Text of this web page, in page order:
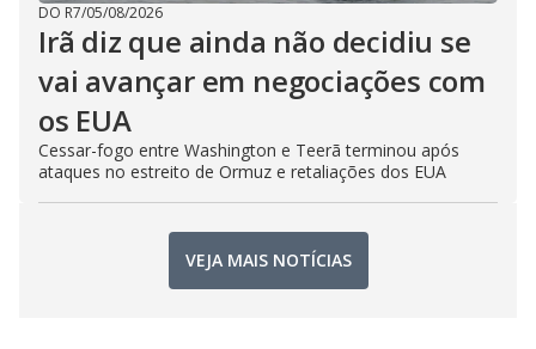
DO R7/05/08/2026
Irã diz que ainda não decidiu se
vai avançar em negociações com
os EUA
Cessar-fogo entre Washington e Teerã terminou após
ataques no estreito de Ormuz e retaliações dos EUA
VEJA MAIS NOTÍCIAS